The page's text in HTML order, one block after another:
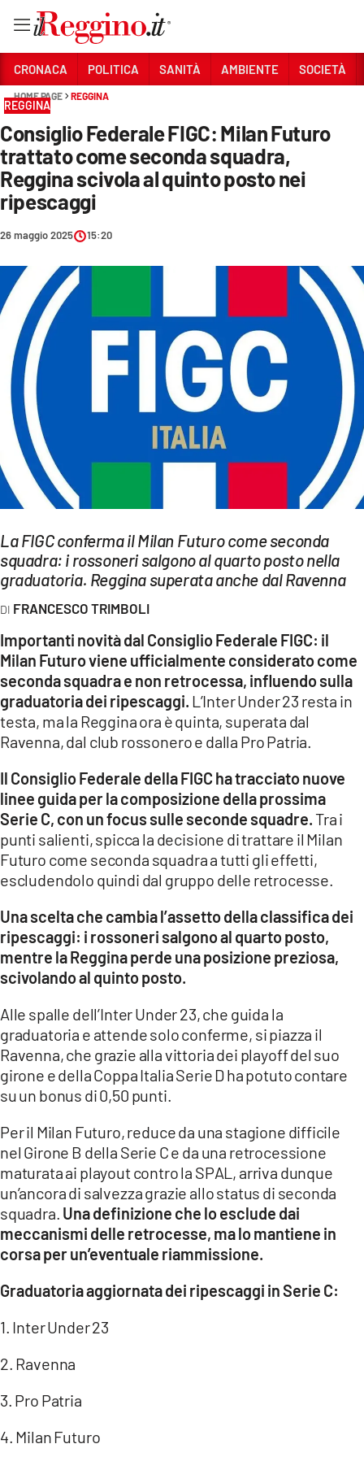
Sezioni
CRONACA
POLITICA
SANITÀ
AMBIENTE
SOCIETÀ
CULTURA
ECONOMIA E LAVORO
EVENTI
SPORT
Streaming
LAC TV
LAC ONAIR
LaC
LACPLAY.IT
LACTV.IT
LACONAIR.IT
ILREGGINO.IT
COSENZACHANNEL.IT
ILVIBONESE.IT
LACAPITALENEWS.IT
App
ANDROID
APPLE
CRONACA POLITICA SANITÀ AMBIENTE SOCIETÀ
HOME PAGE REGGINA
REGGINA
Consiglio Federale FIGC: Milan Futuro
trattato come seconda squadra,
Reggina scivola al quinto posto nei
ripescaggi
26 maggio 2025 15:20
La FIGC conferma il Milan Futuro come seconda
squadra: i rossoneri salgono al quarto posto nella
graduatoria. Reggina superata anche dal Ravenna
FRANCESCO TRIMBOLI
Importanti novità dal Consiglio Federale FIGC: il
Milan Futuro viene ufficialmente considerato come
seconda squadra e non retrocessa, influendo sulla
graduatoria dei ripescaggi. L’Inter Under 23 resta in
testa, ma la Reggina ora è quinta, superata dal
Ravenna, dal club rossonero e dalla Pro Patria.
Il Consiglio Federale della FIGC ha tracciato nuove
linee guida per la composizione della prossima
Serie C, con un focus sulle seconde squadre.Tra i
punti salienti, spicca la decisione di trattare il Milan
Futuro come seconda squadra a tutti gli effetti,
escludendolo quindi dal gruppo delle retrocesse.
Una scelta che cambia l’assetto della classifica dei
ripescaggi: i rossoneri salgono al quarto posto,
mentre la Reggina perde una posizione preziosa,
scivolando al quinto posto.
Alle spalle dell’Inter Under 23, che guida la
graduatoria e attende solo conferme, si piazza il
Ravenna, che grazie alla vittoria dei playoff del suo
girone e della Coppa Italia Serie D ha potuto contare
su un bonus di 0,50 punti.
Per il Milan Futuro, reduce da una stagione difficile
nel Girone B della Serie C e da una retrocessione
maturata ai playout contro la SPAL, arriva dunque
un’ancora di salvezza grazie allo status di seconda
squadra. Una definizione che lo esclude dai
meccanismi delle retrocesse, ma lo mantiene in
corsa per un’eventuale riammissione.
Graduatoria aggiornata dei ripescaggi in Serie C:
1. Inter Under 23
2. Ravenna
3. Pro Patria
4. Milan Futuro